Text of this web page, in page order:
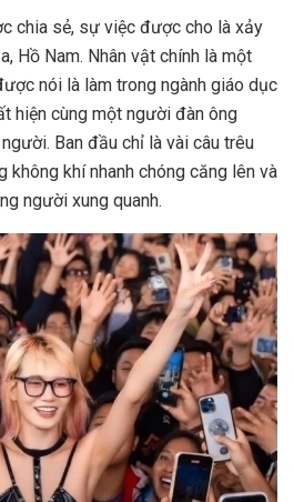
chia sẻ, sự việc được cho là xảy
Hồ Nam. Nhân vật chính là một
nói là làm trong ngành giáo dục
hiện cùng một người đàn ông
Ban đầu chỉ là vài câu trêu
không khí nhanh chóng căng lên và
người xung quanh.